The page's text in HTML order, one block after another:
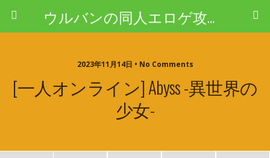
ウルバンの同人エロゲ攻略ブログ
2023年11月14日 • No Comments
[一人オンライン] Abyss -異世界の
少女-